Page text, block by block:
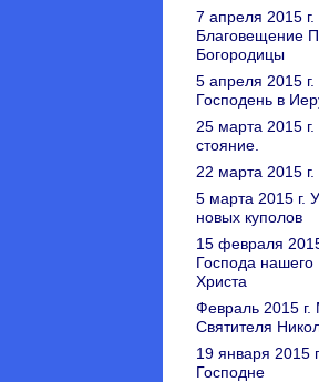
7 апреля 2015 г.
Благовещение
Богородицы
5 апреля 2015 г.
Господень в
25 марта 2015
стояние.
22 марта 2015
5 марта 2015 г.
новых куполов
15 февраля
Господа нашего
Христа
Февраль 2015
Святителя
19 января 2015
Господне